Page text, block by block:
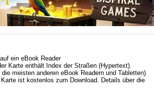
ein eBook Reader
Karte enthält Index der Straßen (Hypertext).
meisten anderen eBook Readern und Tabletten)
ist kostenlos zum Download. Details über die